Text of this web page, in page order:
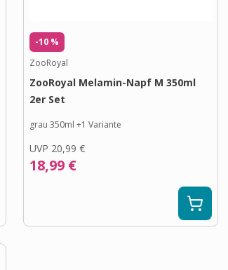
-10 %
ZooRoyal
ZooRoyal Melamin-Napf M 350ml
2er Set
grau 350ml +1 Variante
UVP 20,99 €
18,99 €